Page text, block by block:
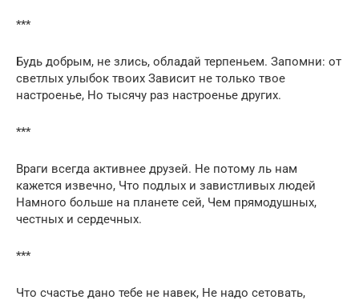
***
Будь добрым, не злись, обладай терпеньем. Запомни: от
светлых улыбок твоих Зависит не только твое
настроенье, Но тысячу раз настроенье других.
***
Враги всегда активнее друзей. Не потому ль нам
кажется извечно, Что подлых и завистливых людей
Намного больше на планете сей, Чем прямодушных,
честных и сердечных.
***
Что счастье дано тебе не навек, Не надо сетовать,